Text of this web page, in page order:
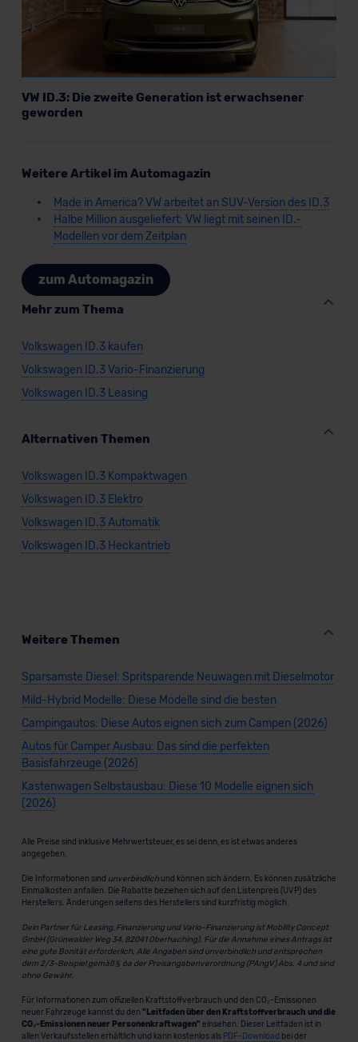
VW ID.3: Die zweite Generation ist erwachsener
geworden
Weitere Artikel im Automagazin
Made in America? VW arbeitet an SUV-Version des ID.3
Halbe Million ausgeliefert: VW liegt mit seinen ID.-
Modellen vor dem Zeitplan
zum Automagazin
Mehr zum Thema
Volkswagen ID.3 kaufen
Volkswagen ID.3 Vario-Finanzierung
Volkswagen ID.3 Leasing
Alternativen Themen
Volkswagen ID.3 Kompaktwagen
Volkswagen ID.3 Elektro
Volkswagen ID.3 Automatik
Volkswagen ID.3 Heckantrieb
Weitere Themen
Sparsamste Diesel: Spritsparende Neuwagen mit Dieselmotor
Mild-Hybrid Modelle: Diese Modelle sind die besten
Campingautos: Diese Autos eignen sich zum Campen (2026)
Autos für Camper Ausbau: Das sind die perfekten
Basisfahrzeuge (2026)
Kastenwagen Selbstausbau: Diese 10 Modelle eignen sich
(2026)
Alle Preise sind inklusive Mehrwertsteuer, es sei denn, es ist etwas anderes
angegeben.
Die Informationen sind unverbindlichund können sich ändern. Es können zusätzliche
Einmalkosten anfallen. Die Rabatte beziehen sich auf den Listenpreis (UVP) des
Herstellers. Änderungen seitens des Herstellers sind kurzfristig möglich.
Dein Partner für Leasing, Finanzierung und Vario-Finanzierung ist Mobility Concept
GmbH (Grünwalder Weg 34, 82041 Oberhaching). Für die Annahme eines Antrags ist
eine gute Bonität erforderlich. Alle Angaben sind unverbindlich und entsprechen
dem 2/3-Beispiel gemäß § 6a der Preisangabenverordnung (PAngV) Abs. 4 und sind
ohne Gewähr.
Für Informationen zum offiziellen Kraftstoffverbrauch und den CO₂-Emissionen
neuer Fahrzeuge kannst du den "Leitfaden über den Kraftstoffverbrauch und die
CO₂-Emissionen neuer Personenkraftwagen" einsehen. Dieser Leitfaden ist in
allen Verkaufsstellen erhältlich und kann kostenlos als PDF-Download bei der